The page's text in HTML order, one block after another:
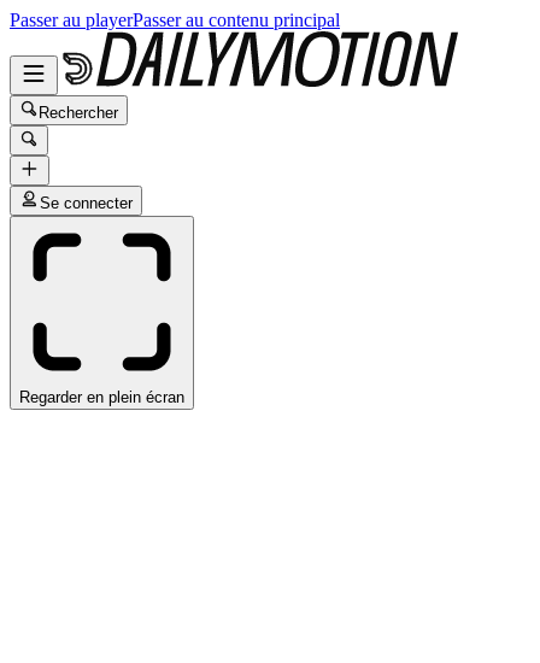
Passer au playerPasser au contenu principal
Rechercher
Se connecter
Regarder en plein écran